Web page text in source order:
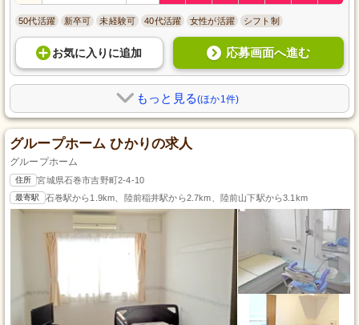
50代活躍 新卒可 未経験可 40代活躍 女性が活躍 シフト制
お気に入り に追加 応募画面へ進む
もっと見る(ほか1件)
グループホーム ひかりの求人
グループホーム
住所 宮城県石巻市吉野町2-4-10
最寄駅 石巻駅から1.9km、陸前稲井駅から2.7km、陸前山下駅から3.1km